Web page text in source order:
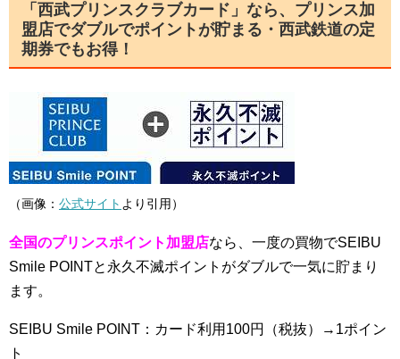
「西武プリンスクラブカード」なら、プリンス加
盟店でダブルでポイントが貯まる・西武鉄道の定
期券でもお得！
（画像： 公式サイト より引用）
全国のプリンスポイント加盟店なら、一度の買物でSEIBU
Smile POINTと永久不滅ポイントがダブルで一気に貯まり
ます。
SEIBU Smile POINT：カード利用100円（税抜）→1ポイン
ト